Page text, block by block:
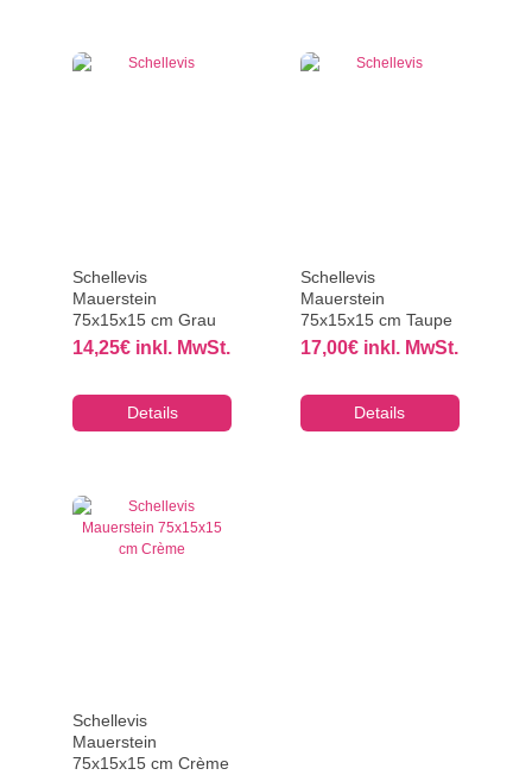
Schellevis
Mauerstein
75x15x15 cm Grau
14,25€ inkl. MwSt.
Details
Schellevis
Mauerstein
75x15x15 cm Taupe
17,00€ inkl. MwSt.
Details
Schellevis
Mauerstein
75x15x15 cm Crème